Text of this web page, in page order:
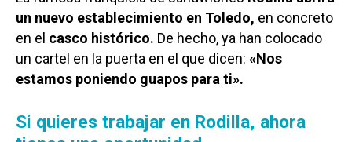
un nuevo establecimiento en Toledo, en concreto
en el casco histórico. De hecho, ya han colocado
un cartel en la puerta en el que dicen: «Nos
estamos poniendo guapos para ti».
Si quieres trabajar en Rodilla, ahora